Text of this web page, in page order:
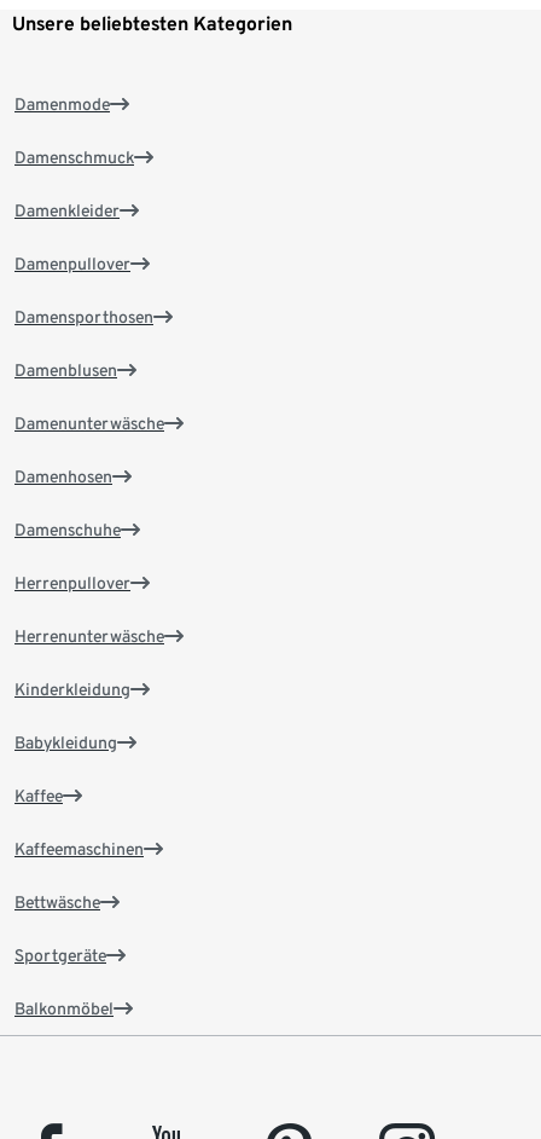
Unsere beliebtesten Kategorien
Damenmode
Damenschmuck
Damenkleider
Damenpullover
Damensporthosen
Damenblusen
Damenunterwäsche
Damenhosen
Damenschuhe
Herrenpullover
Herrenunterwäsche
Kinderkleidung
Babykleidung
Kaffee
Kaffeemaschinen
Bettwäsche
Sportgeräte
Balkonmöbel